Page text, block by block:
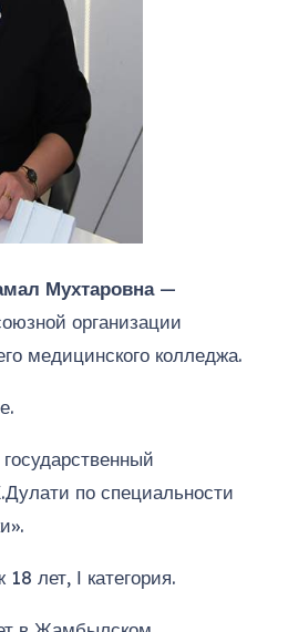
Мухтаровна —
организации
медицинского колледжа.
по специальности
лет, І категория.